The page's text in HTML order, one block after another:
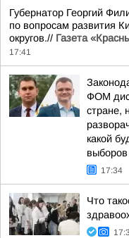
Губернатор Георгий
по вопросам развития
округов.// Газета
17:41
ФОМ
стране,
какой
17:34
Что